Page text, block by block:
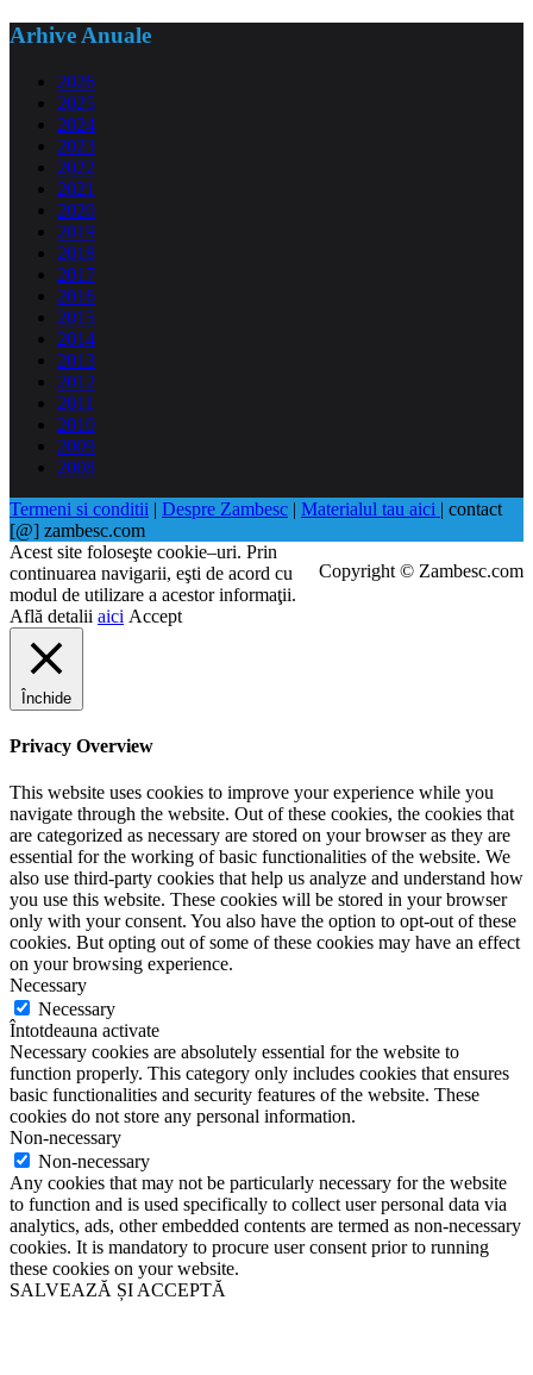
Arhive Anuale
2026
2025
2024
2023
2022
2021
2020
2019
2018
2017
2016
2015
2014
2013
2012
2011
2010
2009
2008
Termeni si conditii | Despre Zambesc | Materialul tau aici | contact
[@] zambesc.com
Copyright © Zambesc.com
Acest site foloseşte cookie–uri. Prin
continuarea navigarii, eşti de acord cu
modul de utilizare a acestor informaţii.
Află detalii aici Accept
Închide
Privacy Overview
This website uses cookies to improve your experience while you
navigate through the website. Out of these cookies, the cookies that
are categorized as necessary are stored on your browser as they are
essential for the working of basic functionalities of the website. We
also use third-party cookies that help us analyze and understand how
you use this website. These cookies will be stored in your browser
only with your consent. You also have the option to opt-out of these
cookies. But opting out of some of these cookies may have an effect
on your browsing experience.
Necessary
Necessary
Întotdeauna activate
Necessary cookies are absolutely essential for the website to
function properly. This category only includes cookies that ensures
basic functionalities and security features of the website. These
cookies do not store any personal information.
Non-necessary
Non-necessary
Any cookies that may not be particularly necessary for the website
to function and is used specifically to collect user personal data via
analytics, ads, other embedded contents are termed as non-necessary
cookies. It is mandatory to procure user consent prior to running
these cookies on your website.
SALVEAZĂ ȘI ACCEPTĂ